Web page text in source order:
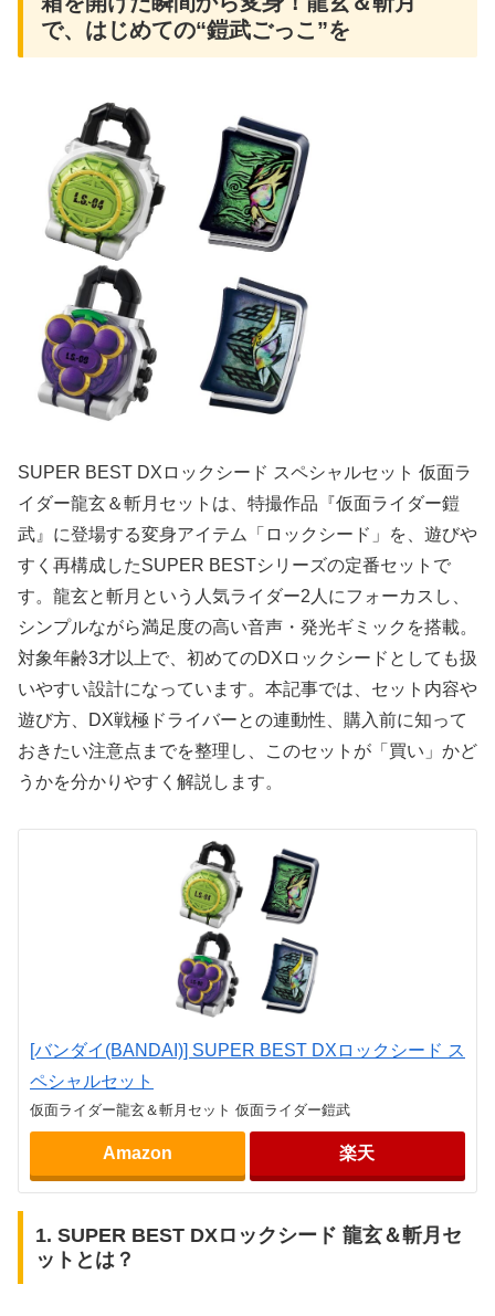
で、はじめての“鎧武ごっこ”を
SUPER BEST DXロックシード スペシャルセット 仮面ラ
イダー龍玄＆斬月セット は、特撮作品『仮面ライダー鎧
武』に登場する変身アイテム「ロックシード」を、遊びや
すく再構成したSUPER BESTシリーズの定番セットで
す。龍玄と斬月という人気ライダー2人にフォーカスし、
シンプルながら満足度の高い音声・発光ギミックを搭載。
対象年齢3才以上で、初めてのDXロックシードとしても扱
いやすい設計になっています。本記事では、セット内容や
遊び方、DX戦極ドライバーとの連動性、購入前に知って
おきたい注意点までを整理し、このセットが「買い」かど
うかを分かりやすく解説します。
[バンダイ(BANDAI)] SUPER BEST DXロックシード ス
ペシャルセット
仮面ライダー龍玄＆斬月セット 仮面ライダー鎧武
Amazon 楽天
1. SUPER BEST DXロックシード 龍玄＆斬月セ
ットとは？